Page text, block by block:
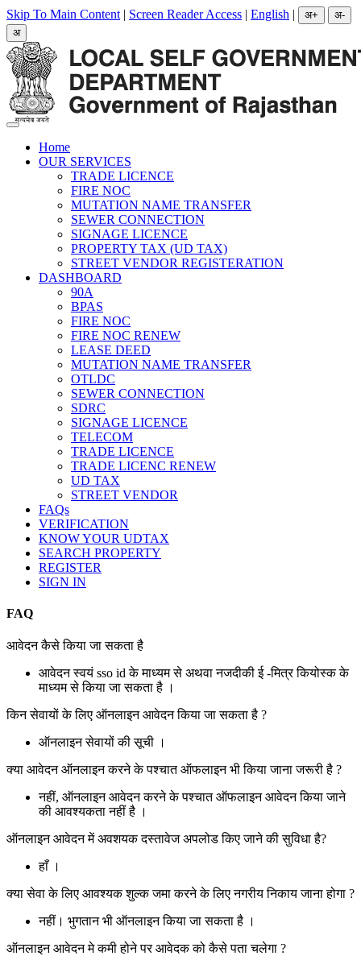
Skip To Main Content | Screen Reader Access | English |
Home
OUR SERVICES
TRADE LICENCE
FIRE NOC
MUTATION NAME TRANSFER
SEWER CONNECTION
SIGNAGE LICENCE
PROPERTY TAX (UD TAX)
STREET VENDOR REGISTERATION
DASHBOARD
90A
BPAS
FIRE NOC
FIRE NOC RENEW
LEASE DEED
MUTATION NAME TRANSFER
OTLDC
SEWER CONNECTION
SDRC
SIGNAGE LICENCE
TELECOM
TRADE LICENCE
TRADE LICENC RENEW
UD TAX
STREET VENDOR
FAQs
VERIFICATION
KNOW YOUR UDTAX
SEARCH PROPERTY
REGISTER
SIGN IN
FAQ
आवेदन कैसे किया जा सकता है
आवेदन स्वयं sso id के माध्यम से अथवा नजदीकी ई -मित्र कियोस्क के
माध्यम से किया जा सकता है ।
किन सेवायों के लिए ऑनलाइन आवेदन किया जा सकता है ?
ऑनलाइन सेवायों की सूची ।
क्या आवेदन ऑनलाइन करने के पश्चात ऑफलाइन भी किया जाना जरूरी है ?
नहीं, ऑनलाइन आवेदन करने के पश्चात ऑफलाइन आवेदन किया जाने
की आवश्यकता नहीं है ।
ऑनलाइन आवेदन में अवशयक दस्तावेज अपलोड किए जाने की सुविधा है?
हाँ ।
क्या सेवा के लिए आवश्यक शुल्क जमा करने के लिए नगरीय निकाय जाना होगा ?
नहीं। भुगतान भी ऑनलाइन किया जा सकता है ।
ऑनलाइन आवेदन मे कमी होने पर आवेदक को कैसे पता चलेगा ?